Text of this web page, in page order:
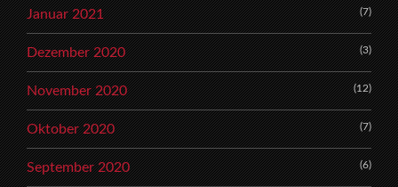
Januar 2021 (7)
Dezember 2020 (3)
November 2020 (12)
Oktober 2020 (7)
September 2020 (6)